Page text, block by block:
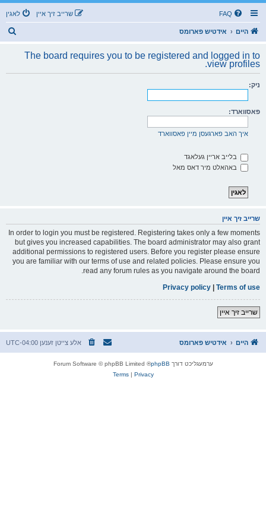
FAQ לאגין שרייב זיך איין
היים אידטיש פארומס
The board requires you to be registered and logged in to
view profiles.
ניק:
פאסווארד:
איך האב פארגעסן מיין פאסווארד
בלייב אריין געלאגד
באהאלט מיר דאס מאל
שרייב זיך איין
In order to login you must be registered. Registering takes only a few moments
but gives you increased capabilities. The board administrator may also grant
additional permissions to registered users. Before you register please ensure
you are familiar with our terms of use and related policies. Please ensure you
read any forum rules as you navigate around the board.
Terms of use
|
Privacy policy
שרייב זיך איין
היים אידטיש פארומס אלע צייטן זענען UTC-04:00
ערמעגליכט דורך phpBB
® Forum Software © phpBB Limited
Privacy
|
Terms